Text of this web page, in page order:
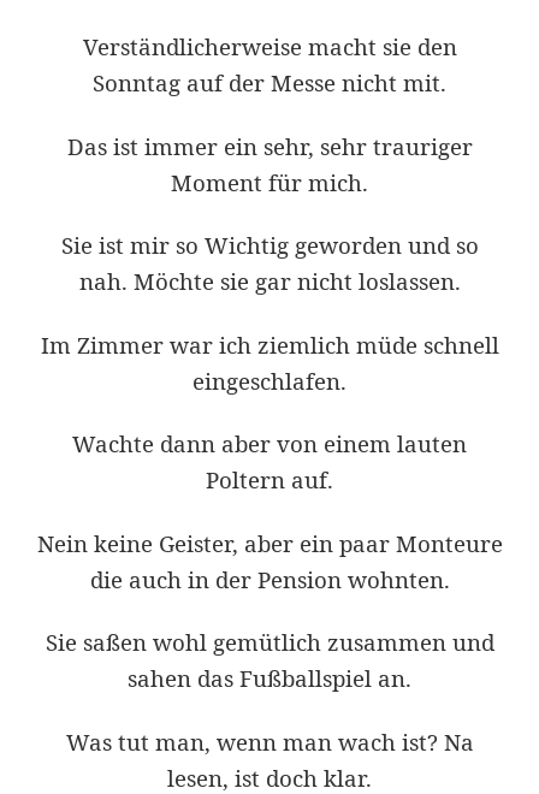
Verständlicherweise macht sie den
Sonntag auf der Messe nicht mit.
Das ist immer ein sehr, sehr trauriger
Moment für mich.
Sie ist mir so Wichtig geworden und so
nah. Möchte sie gar nicht loslassen.
Im Zimmer war ich ziemlich müde schnell
eingeschlafen.
Wachte dann aber von einem lauten
Poltern auf.
Nein keine Geister, aber ein paar Monteure
die auch in der Pension wohnten.
Sie saßen wohl gemütlich zusammen und
sahen das Fußballspiel an.
Was tut man, wenn man wach ist? Na
lesen, ist doch klar.